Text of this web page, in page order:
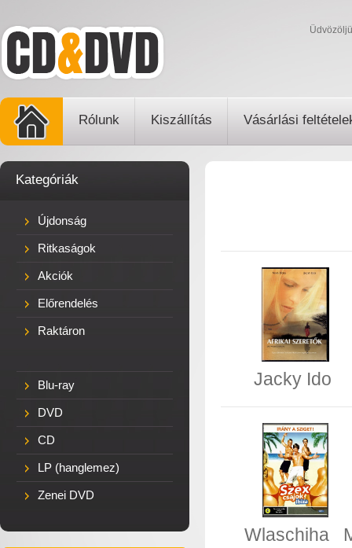
Rólunk Kiszállítás Vásárlási
Kategóriák
Újdonság
Ritkaságok
Akciók
Előrendelés
Raktáron
Blu-ray
DVD
CD
LP (hanglemez)
Zenei DVD
Jacky Ido
Wlaschiha